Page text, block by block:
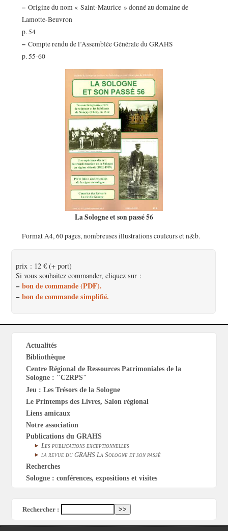
–Origine du nom « Saint-Maurice » donné au domaine de
Lamotte-Beuvron
p. 54
–Compte rendu de l’Assemblée Générale du GRAHS
p. 55-60
La Sologne et son passé 56
Format A4, 60 pages, nombreuses illustrations couleurs et n&b.
prix : 12 € (+ port)
Si vous souhaitez commander, cliquez sur :
– bon de commande (PDF).
– bon de commande simplifié.
Actualités
Bibliothèque
Centre Régional de Ressources Patrimoniales de la
Sologne : "C2RPS"
Jeu : Les Trésors de la Sologne
Le Printemps des Livres, Salon régional
Liens amicaux
Notre association
Publications du GRAHS
Les publications exceptionnelles
la revue du GRAHS La Sologne et son passé
Recherches
Sologne : conférences, expositions et visites
Rechercher :